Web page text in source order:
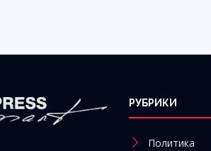
РУБРИКИ
Политика